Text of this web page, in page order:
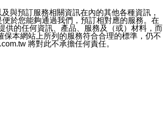
與預訂服務相關資訊在內的其他各種資訊，
於您能夠通過我們，預訂相對應的服務。在
供的任何資訊、產品、服務及（或）材料，而
本網站上所列的服務符合合理的標準，仍不
將對此不承擔任何責任。